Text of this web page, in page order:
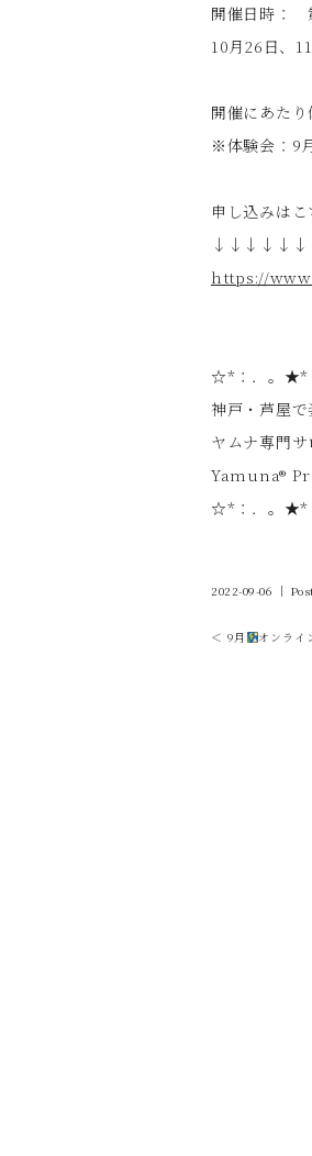
開催日時：
10月26日、
開催にあた
※体験会：9
申し込みはこ
https://
☆*：．。★*
神戸・芦屋
ヤムナ専門
Yamuna®︎
☆*：．。★*
2022-09-06 ｜
＜ 9月 オンライ